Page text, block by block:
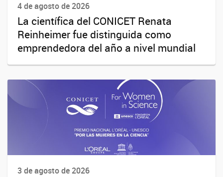
4 de agosto de 2026
La científica del CONICET Renata
Reinheimer fue distinguida como
emprendedora del año a nivel mundial
3 de agosto de 2026